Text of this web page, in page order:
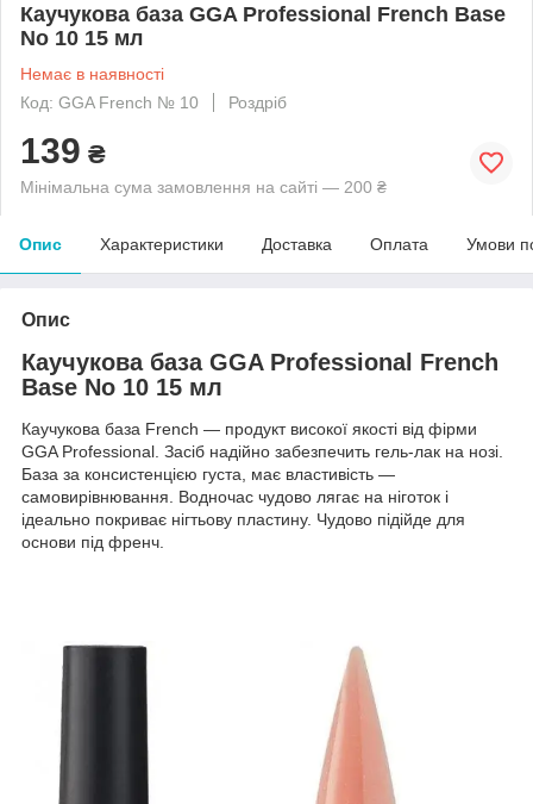
Каучукова база GGA Professional French Base
No 10 15 мл
Немає в наявності
Код: GGA French № 10
Роздріб
139 ₴
Мінімальна сума замовлення на сайті — 200 ₴
Опис Характеристики Доставка Оплата Умови
Опис
Каучукова база GGA Professional French
Base No 10 15 мл
Каучукова база French — продукт високої якості від фірми
GGA Professional. Засіб надійно забезпечить гель-лак на нозі.
База за консистенцією густа, має властивість —
самовирівнювання. Водночас чудово лягає на ніготок і
ідеально покриває нігтьову пластину. Чудово підійде для
основи під френч.